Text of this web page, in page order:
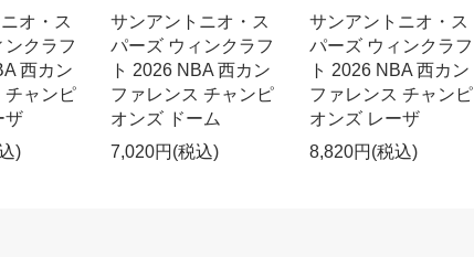
オ・ス
ンクラフ
西カン
チャンピ
ザ
)
サンアントニオ・ス
パーズ ウィンクラフ
ト 2026 NBA 西カン
ファレンス チャンピ
オンズ ドーム
7,020円(税込)
サンアントニオ・ス
パーズ ウィンクラフ
ト 2026 NBA 西カン
ファレンス チャンピ
オンズ レーザ
8,820円(税込)